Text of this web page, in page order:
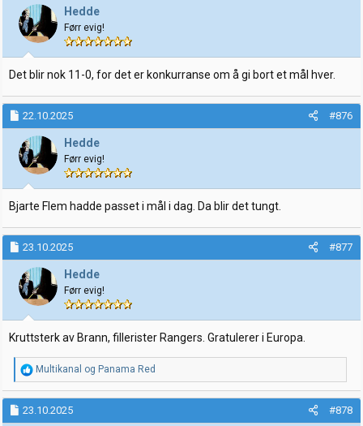
j
o
n
e
r
:
Hedde
Førr evig!
Det blir nok 11-0, for det er konkurranse om å gi bort et mål hver.
22.10.2025 #876
Hedde
Førr evig!
Bjarte Flem hadde passet i mål i dag. Da blir det tungt.
23.10.2025 #877
Hedde
Førr evig!
Kruttsterk av Brann, fillerister Rangers. Gratulerer i Europa.
R
e
a
k
Multikanal og Panama Red
23.10.2025 #878